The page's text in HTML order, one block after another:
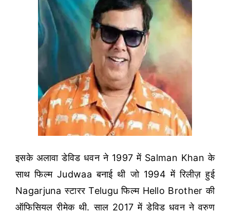
इसके अलावा डेविड धवन ने 1997 में Salman Khan के
साथ फिल्म Judwaa बनाई थी जो 1994 में रिलीज़ हुई
Nagarjuna स्टारर Telugu फिल्म Hello Brother की
ऑफिसियल रीमेक थी.साल 2017 में डेविड धवन ने वरुण